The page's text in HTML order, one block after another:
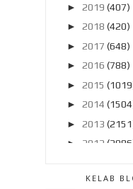
► 2019 (407)
► 2018 (420)
► 2017 (648)
► 2016 (788)
► 2015
► 2014
► 2013
► 2012
2010
KELAB